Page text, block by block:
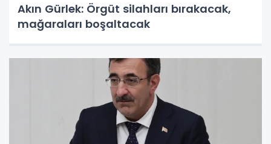
Akın Gürlek: Örgüt silahları bırakacak,
mağaraları boşaltacak